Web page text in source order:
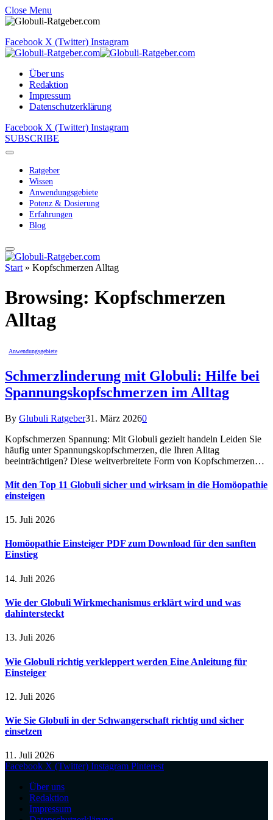
Close Menu
Facebook X (Twitter) Instagram
Über uns
Redaktion
Impressum
Datenschutzerklärung
Facebook X (Twitter) Instagram
SUBSCRIBE
Ratgeber
Wissen
Anwendungsgebiete
Potenz & Dosierung
Erfahrungen
Blog
Start » Kopfschmerzen Alltag
Browsing: Kopfschmerzen
Alltag
Anwendungsgebiete
Schmerzlinderung mit Globuli: Hilfe bei
Spannungskopfschmerzen im Alltag
By Glubuli Ratgeber31. März 20260
Kopfschmerzen Spannung: Mit Globuli gezielt handeln Leiden Sie
häufig unter Spannungskopfschmerzen, die Ihren Alltag
beeinträchtigen? Diese weitverbreitete Form von Kopfschmerzen…
Mit den Top 11 Globuli sicher und wirksam in die Homöopathie
einsteigen
15. Juli 2026
Homöopathie Einsteiger PDF zum Download für den sanften
Einstieg
14. Juli 2026
Wie der Globuli Wirkmechanismus erklärt wird und was
dahintersteckt
13. Juli 2026
Wie Globuli richtig verkleppert werden Eine Anleitung für
Einsteiger
12. Juli 2026
Wie Sie Globuli in der Schwangerschaft richtig und sicher
einsetzen
11. Juli 2026
Facebook X (Twitter) Instagram Pinterest
Über uns
Redaktion
Impressum